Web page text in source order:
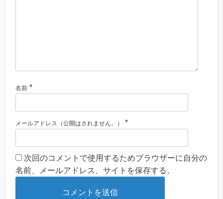
名前 *
メールアドレス（公開はされません。） *
次回のコメントで使用するためブラウザーに自分の
名前、メールアドレス、サイトを保存する。